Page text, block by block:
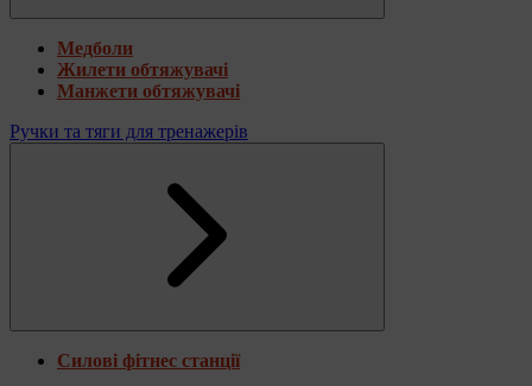
Медболи
Жилети обтяжувачі
Манжети обтяжувачі
Ручки та тяги для тренажерів
Силові фітнес станції